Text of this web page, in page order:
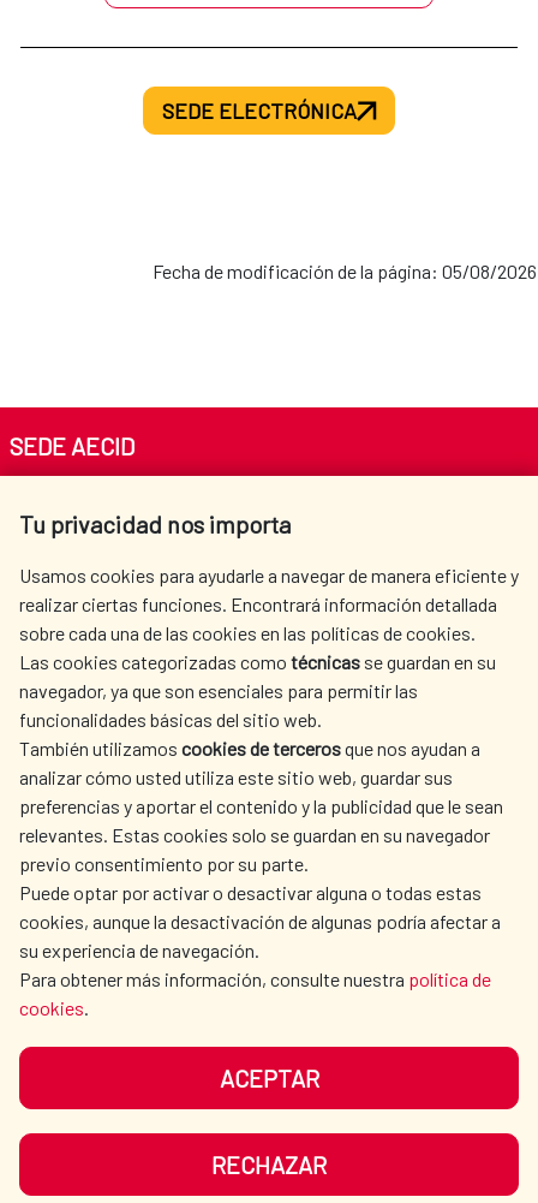
SEDE ELECTRÓNICA
Fecha de modificación de la página: 05/08/2026
Tu privacidad nos importa
Usamos cookies para ayudarle a navegar de manera eficiente y
realizar ciertas funciones. Encontrará información detallada
sobre cada una de las cookies en las políticas de cookies.
Las cookies categorizadas como técnicas se guardan en su
navegador, ya que son esenciales para permitir las
funcionalidades básicas del sitio web.
También utilizamos cookies de tercerosque nos ayudan a
analizar cómo usted utiliza este sitio web, guardar sus
preferencias y aportar el contenido y la publicidad que le sean
relevantes. Estas cookies solo se guardan en su navegador
previo consentimiento por su parte.
Puede optar por activar o desactivar alguna o todas estas
cookies, aunque la desactivación de algunas podría afectar a
su experiencia de navegación.
Para obtener más información, consulte nuestra política de
cookies.
ACEPTAR
RECHAZAR
SEDE AECID
Tel. +34 900 20 30 54​​​​​​​
AECID
WHERE DO WE COOPERATE?
SPANISH HUMANITARIAN
ACTION
PRESS ROOM
CULTURE AND SCIENCE LIBRARY
OUR SOCIAL MEDIA
DATA PROTECTION
SITEMAP